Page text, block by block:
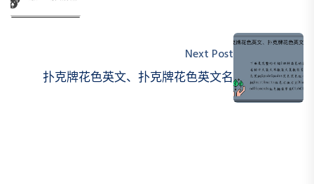
Next Post
扑克牌花色英文、扑克牌花色英文名